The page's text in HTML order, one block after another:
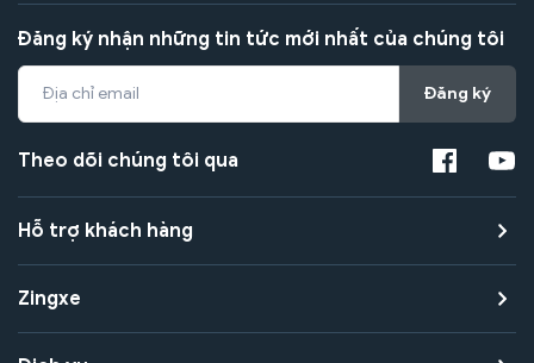
Đăng ký nhận những tin tức mới nhất của chúng tôi
Đăng ký
Theo dõi chúng tôi qua
Hỗ trợ khách hàng
Zingxe